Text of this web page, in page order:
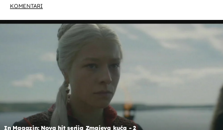
KOMENTARI
In Magazin: Nova hit serija Zmajeva kuća - 2
OMOGUĆI OBAVIJESTI